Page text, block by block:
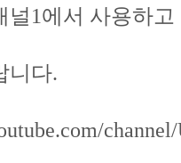
널1에서 사용하
니다.